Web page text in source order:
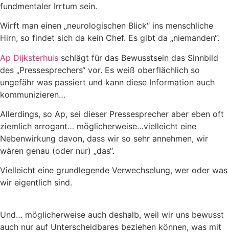
fundmentaler Irrtum sein.
Wirft man einen „neurologischen Blick“ ins menschliche
Hirn, so findet sich da kein Chef. Es gibt da „niemanden“.
Ap Dijksterhuis schlägt für das Bewusstsein das Sinnbild
des „Pressesprechers“ vor. Es weiß oberflächlich so
ungefähr was passiert und kann diese Information auch
kommunizieren…
Allerdings, so Ap, sei dieser Pressesprecher aber eben oft
ziemlich arrogant… möglicherweise…vielleicht eine
Nebenwirkung davon, dass wir so sehr annehmen, wir
wären genau (oder nur) „das“.
Vielleicht eine grundlegende Verwechselung, wer oder was
wir eigentlich sind.
Und… möglicherweise auch deshalb, weil wir uns bewusst
auch nur auf Unterscheidbares beziehen können, was mit